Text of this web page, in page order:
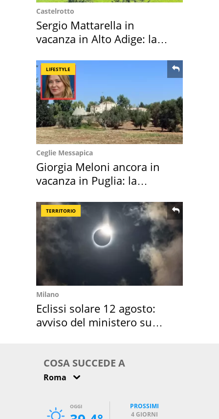
Castelrotto
Sergio Mattarella in
vacanza in Alto Adige: la
LIFESTYLE
Ceglie Messapica
Giorgia Meloni ancora in
vacanza in Puglia: la
TERRITORIO
Milano
Eclissi solare 12 agosto:
avviso del ministero su